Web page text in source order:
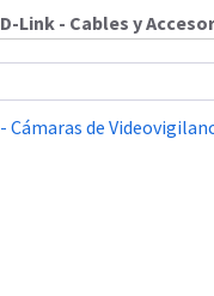
D-Link - Cables y